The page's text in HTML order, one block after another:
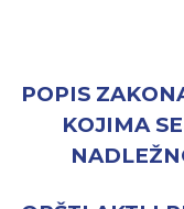
POPIS
KOJIMA